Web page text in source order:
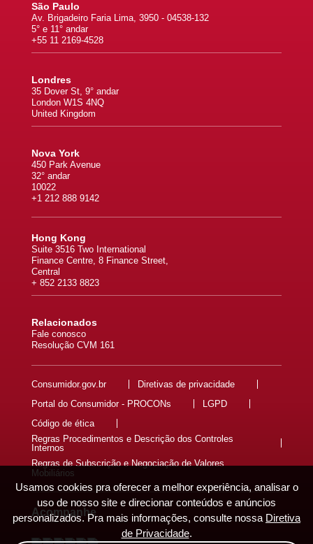
São Paulo
Av. Brigadeiro Faria Lima, 3950 - 04538-132
5° e 11° andar
+55 11 2169-4528
Londres
35 Dover St, 9° andar
London W1S 4NQ
United Kingdom
Nova York
450 Park Avenue
32° andar
10022
+1 212 888 9142
Hong Kong
Suite 3516 Two International
Finance Centre, 8 Finance Street,
Central
+ 852 2133 8823
Relacionados
Fale conosco
Resolução CVM 161
Consumidor.gov.br
Diretivas de privacidade
Portal do Consumidor - PROCONs
LGPD
Código de ética
Regras Procedimentos e Descrição dos Controles
Internos
Regras de Subscrição e Negociação de Valores
Mobiliários
Acompanhe
Usamos cookies pra oferecer a melhor experiência, analisar o
uso de nosso site e direcionar conteúdos e anúncios
personalizados. Pra mais informações, consulte nossa Diretiva
de Privacidade.